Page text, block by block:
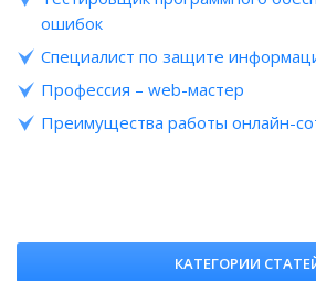
ошибок
Специалист по защите
Профессия – web-мастер
Преимущества работы онлайн-
КАТЕГОРИИ